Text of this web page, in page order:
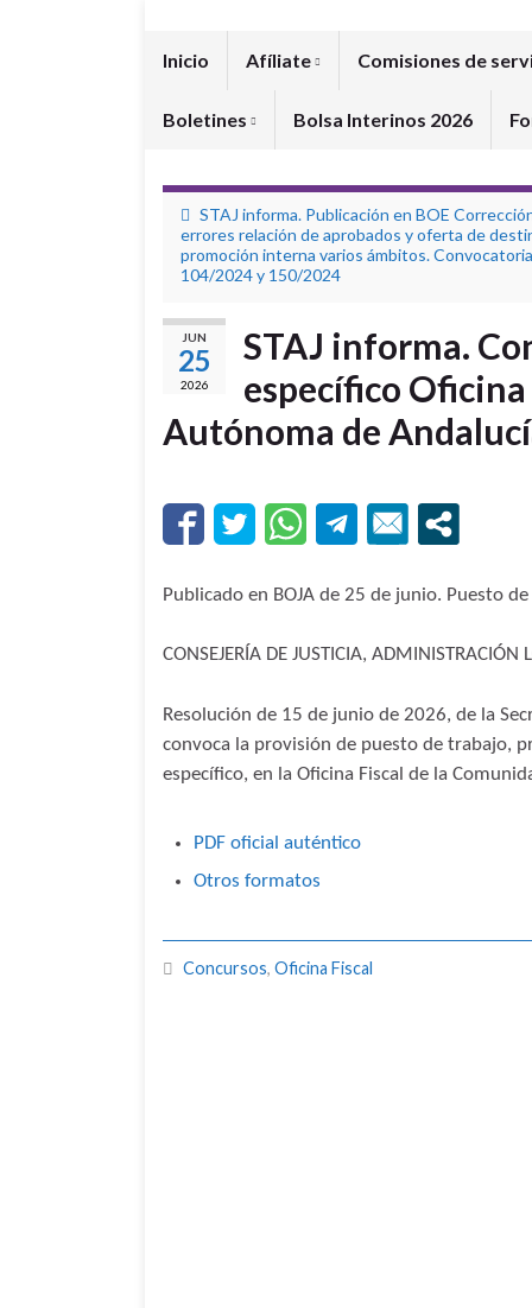
Inicio Afíliate Comisiones de
Boletines Bolsa Interinos 2026
STAJ informa. Publicación en BOE
errores relación de aprobados y oferta de
promoción interna varios ámbitos.
104/2024 y 150/2024
JUN
25
2026
STAJ informa.
específico
Autónoma de
Publicado en BOJA de 25 de junio. Puesto
CONSEJERÍA DE JUSTICIA, ADMINISTRACIÓN
Resolución de 15 de junio de 2026, de la
convoca la provisión de puesto de trabajo,
específico, en la Oficina Fiscal de la
PDF oficial auténtico
Otros formatos
Concursos, Oficina Fiscal